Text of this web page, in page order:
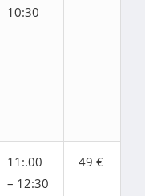
10:30
11:.00
– 12:30
49 €